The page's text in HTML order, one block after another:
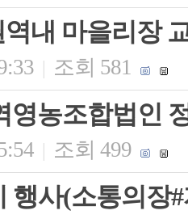
역내 마을리장
| 조회 581
영농조합법인
| 조회 499
행사(소통의장